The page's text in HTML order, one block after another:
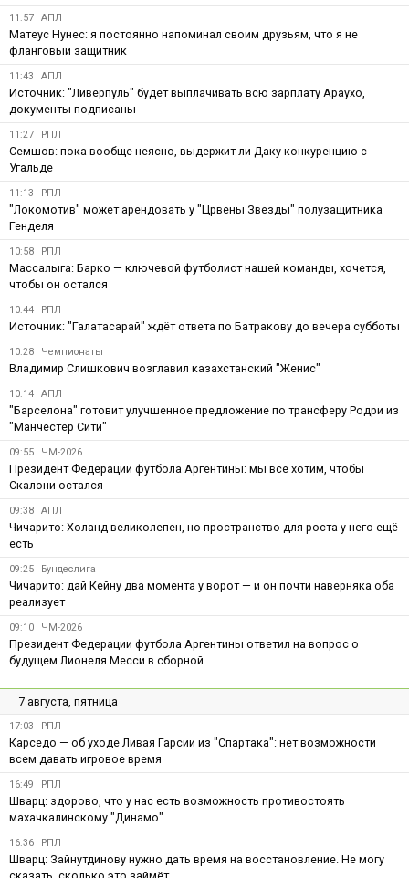
11:57 АПЛ
Матеус Нунес: я постоянно напоминал своим друзьям, что я не
фланговый защитник
11:43 АПЛ
Источник: "Ливерпуль" будет выплачивать всю зарплату Араухо,
документы подписаны
11:27 РПЛ
Семшов: пока вообще неясно, выдержит ли Даку конкуренцию с
Угальде
11:13 РПЛ
"Локомотив" может арендовать у "Црвены Звезды" полузащитника
Генделя
10:58 РПЛ
Массалыга: Барко — ключевой футболист нашей команды, хочется,
чтобы он остался
10:44 РПЛ
Источник: "Галатасарай" ждёт ответа по Батракову до вечера субботы
10:28 Чемпионаты
Владимир Слишкович возглавил казахстанский "Женис"
10:14 АПЛ
"Барселона" готовит улучшенное предложение по трансферу Родри из
"Манчестер Сити"
09:55 ЧМ-2026
Президент Федерации футбола Аргентины: мы все хотим, чтобы
Скалони остался
09:38 АПЛ
Чичарито: Холанд великолепен, но пространство для роста у него ещё
есть
09:25 Бундеслига
Чичарито: дай Кейну два момента у ворот — и он почти наверняка оба
реализует
09:10 ЧМ-2026
Президент Федерации футбола Аргентины ответил на вопрос о
будущем Лионеля Месси в сборной
7 августа, пятница
17:03 РПЛ
Карседо — об уходе Ливая Гарсии из "Спартака": нет возможности
всем давать игровое время
16:49 РПЛ
Шварц: здорово, что у нас есть возможность противостоять
махачкалинскому "Динамо"
16:36 РПЛ
Шварц: Зайнутдинову нужно дать время на восстановление. Не могу